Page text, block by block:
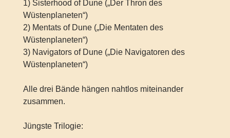
1) Sisterhood of Dune („Der Thron des
Wüstenplaneten“)
2) Mentats of Dune („Die Mentaten des
Wüstenplaneten“)
3) Navigators of Dune („Die Navigatoren des
Wüstenplaneten“)
Alle drei Bände hängen nahtlos miteinander
zusammen.
Jüngste Trilogie: